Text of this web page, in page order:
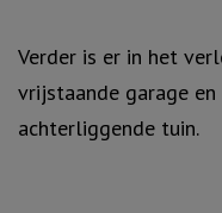
Verder is er in het
vrijstaande garage
achterliggende tuin.